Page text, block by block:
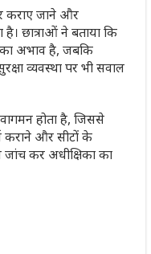
कराए जाने और
छात्राओं ने बताया कि
का अभाव है, जबकि
व्यवस्था पर भी सवाल
होता है, जिससे
कराने और सीटों के
कर अधीक्षिका का